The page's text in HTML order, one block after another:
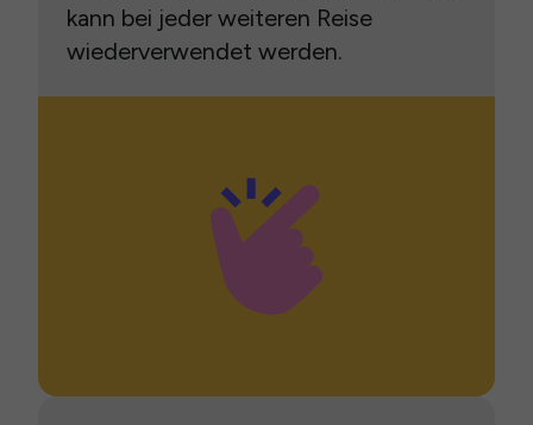
kann bei jeder weiteren Reise
wiederverwendet werden.